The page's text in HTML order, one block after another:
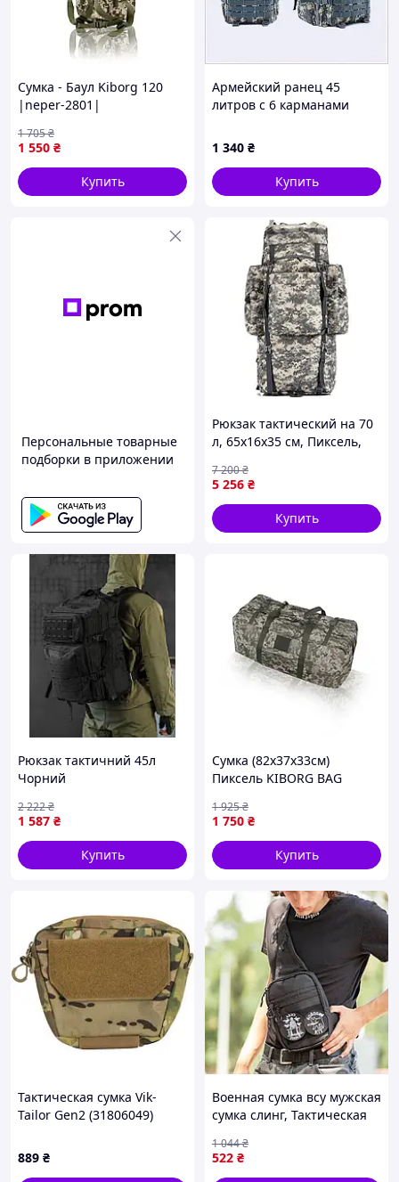
Сумка - Баул Kiborg 120
|neper-2801|
1 550 ₴
1 705₴
Купить
Армейский ранец 45
литров с 6 карманами
1 340 ₴
Купить
Персональные товарные
подборки в приложении
Рюкзак тактический на 70
л, 65х16х35 см, Пиксель,
туристический ART 8146
(25 шт/ящ)
5 256 ₴
7 200₴
Купить
Рюкзак тактичний 45л
Чорний
1 587 ₴
2 222₴
Купить
Сумка (82х37х33см)
Пиксель KIBORG BAG
1 750 ₴
1 925₴
Купить
Тактическая сумка Vik-
Tailor Gen2 (31806049)
889 ₴
Военная сумка всу мужская
сумка слинг, Тактическая
мужская брезентовая XA-
32
522 ₴
1 044₴